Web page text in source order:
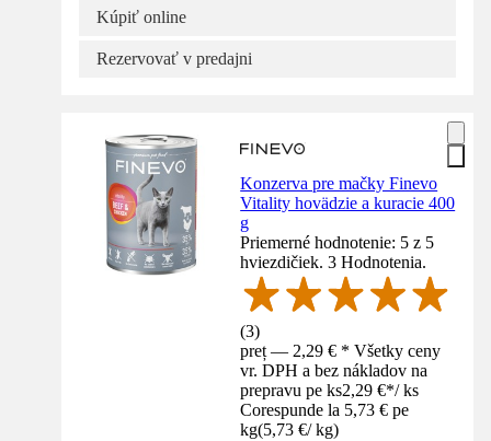
Kúpiť online
Rezervovať v predajni
Konzerva pre mačky Finevo
Vitality hovädzie a kuracie 400
g
Priemerné hodnotenie: 5 z 5
hviezdičiek. 3 Hodnotenia.
(3)
preț — 2,29 € * Všetky ceny
vr. DPH a bez nákladov na
prepravu pe ks2,29 €*/ ks
Corespunde la 5,73 € pe
kg(5,73 €/ kg)